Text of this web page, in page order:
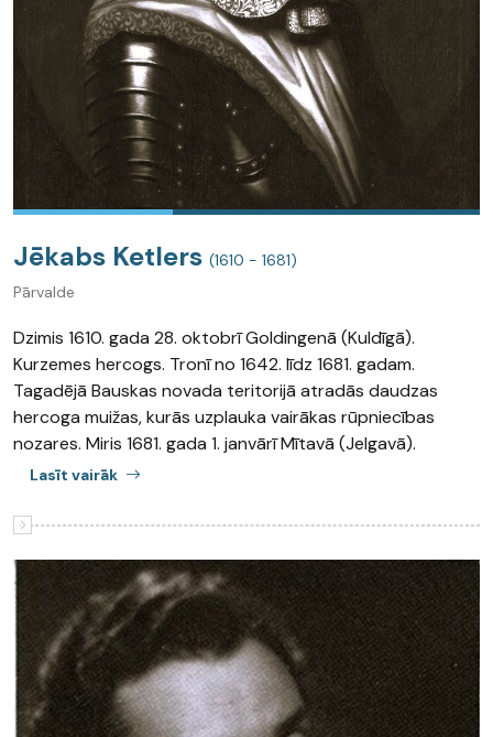
Jēkabs Ketlers (1610 - 1681)
Pārvalde
Dzimis 1610. gada 28. oktobrī Goldingenā (Kuldīgā).
Kurzemes hercogs. Tronī no 1642. līdz 1681. gadam.
Tagadējā Bauskas novada teritorijā atradās daudzas
hercoga muižas, kurās uzplauka vairākas rūpniecības
nozares. Miris 1681. gada 1. janvārī Mītavā (Jelgavā).
Lasīt vairāk